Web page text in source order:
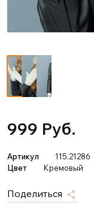
999 Руб.
Артикул
115.21286
Цвет
Кремовый
Поделиться